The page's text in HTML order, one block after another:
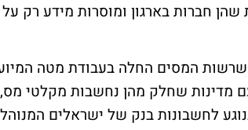
שהן חברות בארגון ומוסרות מידע רק
שרשות המסים החלה בעבודת מטה
מדינות שחלק מהן נחשבות מקלטי מס,
לחשבונות בנק של ישראלים